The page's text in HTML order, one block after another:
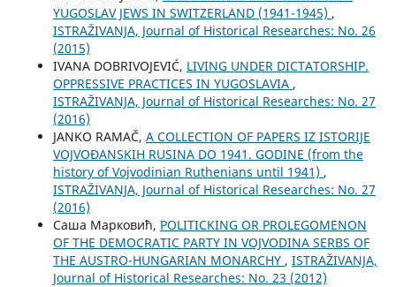
YUGOSLAV JEWS IN SWITZERLAND (1941-1945) ,
ISTRAŽIVANJA, Јournal of Historical Researches: No. 26
(2015)
IVANA DOBRIVOJEVIĆ, LIVING UNDER DICTATORSHIP.
OPPRESSIVE PRACTICES IN YUGOSLAVIA ,
ISTRAŽIVANJA, Јournal of Historical Researches: No. 27
(2016)
JANKO RAMAČ, A COLLECTION OF PAPERS IZ ISTORIJE
VOJVOĐANSKIH RUSINA DO 1941. GODINE (from the
history of Vojvodinian Ruthenians until 1941) ,
ISTRAŽIVANJA, Јournal of Historical Researches: No. 27
(2016)
Саша Марковић, POLITICKING OR PROLEGOMENON
OF THE DEMOCRATIC PARTY IN VOJVODINA SERBS OF
THE AUSTRO-HUNGARIAN MONARCHY , ISTRAŽIVANJA,
Јournal of Historical Researches: No. 23 (2012)